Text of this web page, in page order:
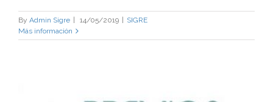
By Admin Sigre 14/05/2019
SIGRE
Más información